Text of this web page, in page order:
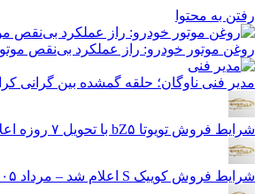
رفتن به محتوا
روغن موتور خودرو: راز عملکرد بی‌نقص
مدیر فنی ناوگان؛ حلقه گمشده بین گرانی
شرایط فروش تویوتا bZ۵ با تحویل ۷ روزه اعلام شد – مرداد ۱۴۰۵
شرایط فروش کوییک S اعلام شد – مرداد ۱۴۰۵